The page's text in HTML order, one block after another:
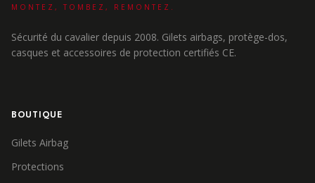
MONTEZ, TOMBEZ, REMONTEZ.
Sécurité du cavalier depuis 2008. Gilets airbags, protège-dos,
casques et accessoires de protection certifiés CE.
BOUTIQUE
Gilets Airbag
Protections